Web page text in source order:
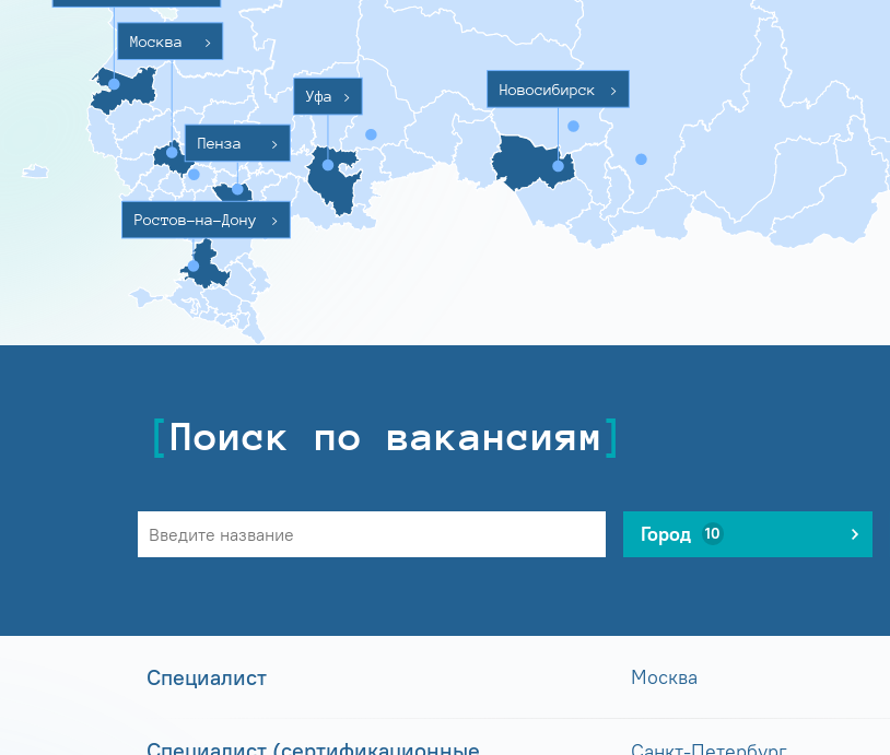
Москва >
Ростов-на-Дону >
Пенза >
Уфа > Новосибирск >
Поиск по вакансиям
Город 10
Специалист Москва